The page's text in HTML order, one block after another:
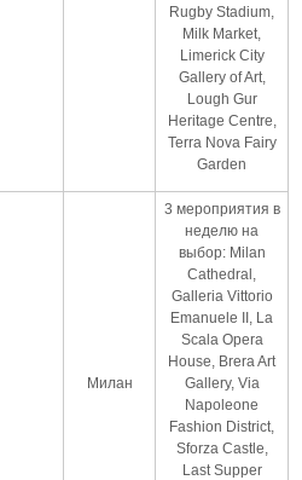
Rugby Stadium,
Milk Market,
Limerick City
Gallery of Art,
Lough Gur
Heritage Centre,
Terra Nova Fairy
Garden
Милан
3 мероприятия в
неделю на
выбор: Milan
Cathedral,
Galleria Vittorio
Emanuele II, La
Scala Opera
House, Brera Art
Gallery, Via
Napoleone
Fashion District,
Sforza Castle,
Last Supper